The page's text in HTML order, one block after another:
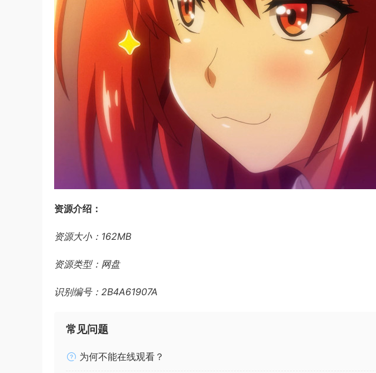
资源介绍：
资源大小：162MB
资源类型：网盘
识别编号：2B4A61907A
常见问题
为何不能在线观看？